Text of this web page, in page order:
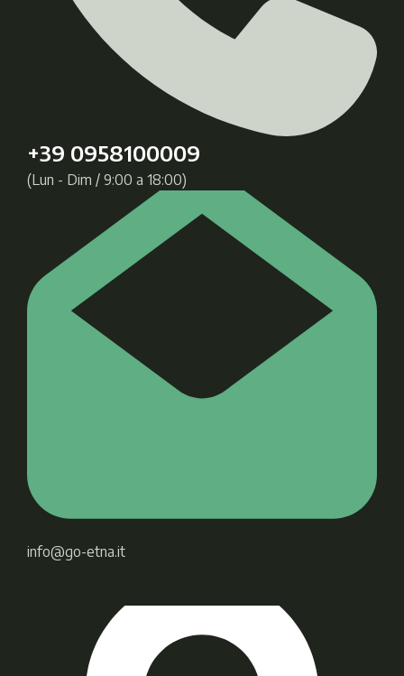
+39 0958100009
(Lun - Dim / 9:00 a 18:00)
info@go-etna.it